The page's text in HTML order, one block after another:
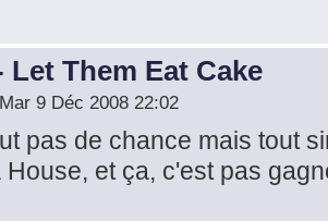
Let Them Eat Cake
9 Déc 2008 22:02
pas de chance mais tout
et ça, c'est pas